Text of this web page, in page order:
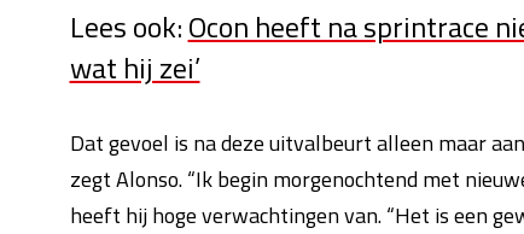
Lees ook:Ocon heeft na sprintrace
wat hij zei’
Dat gevoel is na deze uitvalbeurt alleen maar
zegt Alonso. “Ik begin morgenochtend met
heeft hij hoge verwachtingen van. “Het is een